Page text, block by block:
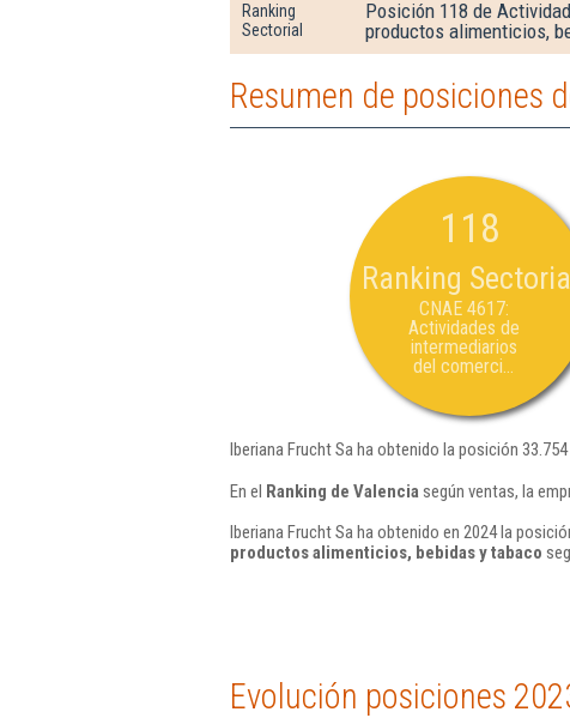
Ranking
Sectorial
Posición 118 de
productos alimenticios,
Resumen de posiciones
118
Ranking
CNAE 4617:
Actividades de
intermediarios
del comerci...
Iberiana Frucht Sa ha obtenido la posición 33.754
En el Ranking de Valencia según ventas, la
Iberiana Frucht Sa ha obtenido en 2024 la
productos alimenticios, bebidas y tabaco
Evolución posiciones